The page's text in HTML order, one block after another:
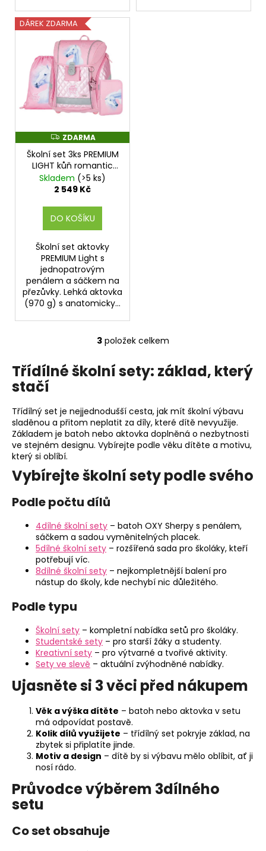
DÁREK ZDARMA
Z
D
A
R
M
A
ZDARMA
Školní set 3ks PREMIUM
LIGHT kůň romantic
Horse Girl
Skladem (>5 ks)
2 549 Kč
DO KOŠÍKU
Školní set aktovky
PREMIUM Light s
jednopatrovým
penálem a sáčkem na
přezůvky. Lehká aktovka
(970 g) s anatomicky...
O
l
a
c
í
p
v
ý
p
i
s
u
3 položek celkem
Třídílné školní sety: základ, který
stačí
Třídílný set je nejjednodušší cesta, jak mít školní výbavu
sladěnou a přitom neplatit za díly, které dítě nevyužije.
Základem je batoh nebo aktovka doplněná o nezbytnosti
ve stejném designu. Vybírejte podle věku dítěte a motivu,
který si oblíbí.
Vybírejte školní sety podle svého
Podle počtu dílů
4dílné školní sety – batoh OXY Sherpy s penálem,
sáčkem a sadou vyměnitelných placek.
5dílné školní sety – rozšířená sada pro školáky, kteří
potřebují víc.
8dílné školní sety – nejkompletnější balení pro
nástup do školy, kde nechybí nic důležitého.
Podle typu
Školní sety – kompletní nabídka setů pro školáky.
Studentské sety – pro starší žáky a studenty.
Kreativní sety – pro výtvarné a tvořivé aktivity.
Sety ve slevě – aktuální zvýhodněné nabídky.
Ujasněte si 3 věci před nákupem
Věk a výška dítěte – batoh nebo aktovka v setu
má odpovídat postavě.
Kolik dílů využijete – třídílný set pokryje základ, na
zbytek si připlatíte jinde.
Motiv a design – dítě by si výbavu mělo oblíbit, ať ji
nosí rádo.
Průvodce výběrem 3dílného
setu
Co set obsahuje